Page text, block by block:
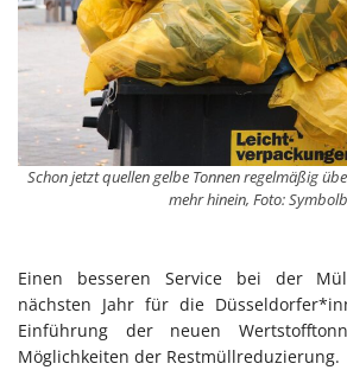
Schon jetzt quellen gelbe Tonnen regelmäßig
mehr hinein, Foto:
Einen besseren Service bei der
nächsten Jahr für die
Einführung der neuen
Möglichkeiten der Restmüllreduzierung.